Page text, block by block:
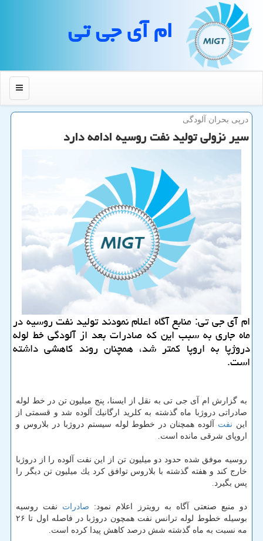
ام آی جی تی
منو
درپی بحران آلودگی
سیر نزولی تولید نفت روسیه ادامه دارد
ام آی جی تی: منابع آگاه اعلام نمودند تولید نفت روسیه در
ماه جاری به سبب این كه صادرات بعد از آلودگی خط لوله
دروژپا به اروپا كمتر شد، همچنان روند كاهشی داشته
است.
به گزارش ام آی جی تی به نقل از ایسنا، پنج میلیون تن در خط لوله
صادراتی دروژبا ماه گذشته به كلرید ارگانیك آلوده شد و قسمتی از
این نفت آلوده همچنان در خطوط لوله سیستم دروژبا در بلاروس و
اروپای شرقی مانده است.
روسیه موفق شده حدود دو میلیون تن از این نفت آلوده را از دروژبا
خارج كند و هفته گذشته با بلاروس توافق كرد یك میلیون تن دیگر را
پس بگیرد.
دو منبع صنعتی آگاه به رویترز اعلام نمود: صادرات نفت روسیه
بوسیله خطوط لوله ترانس نفت همچون دروژبا در فاصله اول تا ۲۶
مه نسبت به ماه گذشته شش درصد كاهش پیدا كرده است.